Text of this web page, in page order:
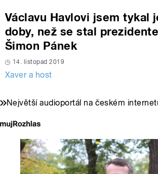
Václavu Havlovi jsem tykal
doby, než se stal
Šimon Pánek
14. listopad 2019
Xaver a host
Největší audioportál na českém